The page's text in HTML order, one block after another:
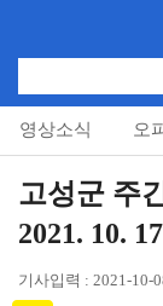
영상소식 오
고성군 주
2021. 10.
기사입력 : 2021-10-